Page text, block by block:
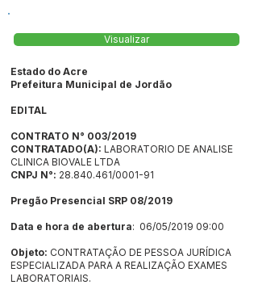
Visualizar
Estado do Acre
Prefeitura Municipal de Jordão
EDITAL
CONTRATO N° 003/2019
CONTRATADO(A): LABORATORIO DE ANALISE
CLINICA BIOVALE LTDA
CNPJ N°: 28.840.461/0001-91
Pregão Presencial SRP 08/2019
Data e hora de abertura: 06/05/2019 09:00
Objeto: CONTRATAÇÃO DE PESSOA JURÍDICA
ESPECIALIZADA PARA A REALIZAÇÃO EXAMES
LABORATORIAIS.